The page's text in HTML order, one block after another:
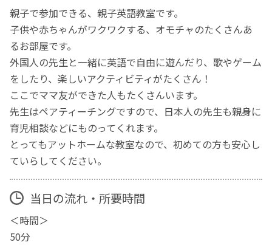
親子で参加できる、親子英語教室です。
子供や赤ちゃんがワクワクする、オモチャのたくさんあ
るお部屋です。
外国人の先生と一緒に英語で自由に遊んだり、歌やゲーム
をしたり、楽しいアクティビティがたくさん！
ここでママ友ができた人もたくさんいます。
先生はペアティーチングですので、日本人の先生も親身に
育児相談などにものってくれます。
とってもアットホームな教室なので、初めての方も安心し
ていらしてください。
当日の流れ・所要時間
＜時間＞
50分